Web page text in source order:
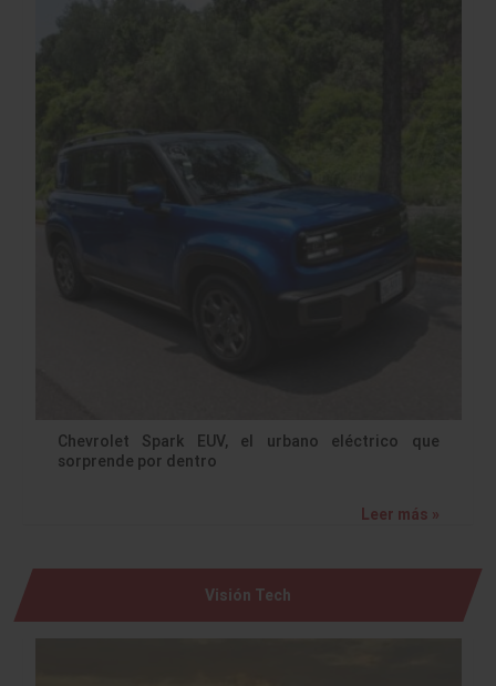
Chevrolet Spark EUV, el urbano eléctrico que
sorprende por dentro
Leer más »
Visión Tech